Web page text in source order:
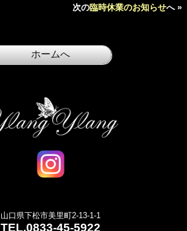
次の臨時休業のお知らせへ »
山口県下松市美里町2-13-1-1
TEL.0833-45-5922